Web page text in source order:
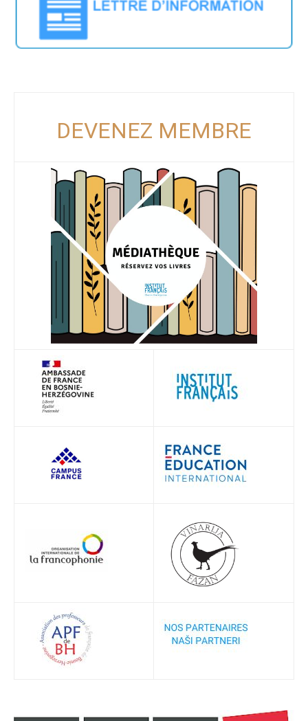
DEVENEZ MEMBRE